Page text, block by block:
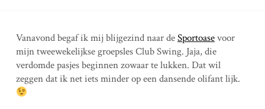
Vanavond begaf ik mij blijgezind naar deSportoasevoor
mijn tweewekelijkse groepsles Club Swing. Jaja, die
verdomde pasjes beginnen zowaar te lukken. Dat wil
zeggen dat ik net iets minder op een dansende olifant lijk.